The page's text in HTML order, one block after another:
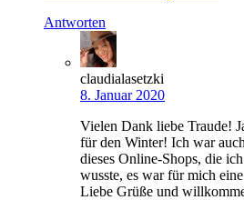
Antworten
claudialasetzki
8. Januar 2020
Vielen Dank liebe Traude!
für den Winter! Ich war
dieses Online-Shops, die
wusste, es war für mich
Liebe Grüße und